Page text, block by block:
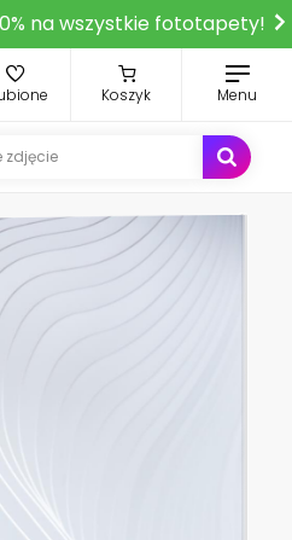
na wszystkie fototapety!
Koszyk Menu